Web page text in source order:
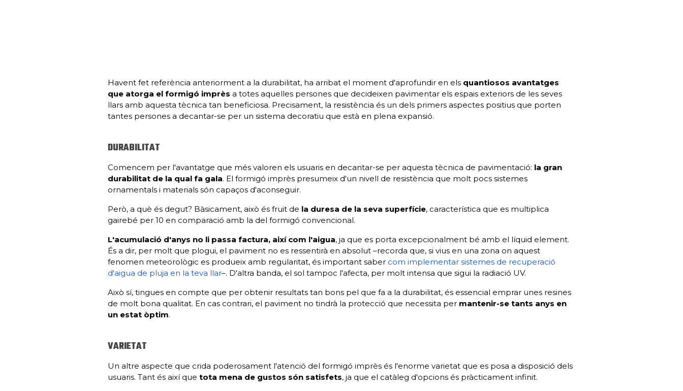
Havent fet referència anteriorment a la durabilitat, ha arribat el moment d'aprofundir en els quantiosos avantatges
que atorga el formigó imprès a totes aquelles persones que decideixen pavimentar els espais exteriors de les seves
llars amb aquesta tècnica tan beneficiosa. Precisament, la resistència és un dels primers aspectes positius que porten
tantes persones a decantar-se per un sistema decoratiu que està en plena expansió.
DURABILITAT
Comencem per l'avantatge que més valoren els usuaris en decantar-se per aquesta tècnica de pavimentació: la gran
durabilitat de la qual fa gala. El formigó imprès presumeix d'un nivell de resistència que molt pocs sistemes
ornamentals i materials són capaços d'aconseguir.
Però, a què és degut? Bàsicament, això és fruit de la duresa de la seva superfície, característica que es multiplica
gairebé per 10 en comparació amb la del formigó convencional.
L'acumulació d'anys no li passa factura, així com l'aigua, ja que es porta excepcionalment bé amb el líquid element.
És a dir, per molt que plogui, el paviment no es ressentirà en absolut –recorda que, si vius en una zona on aquest
fenomen meteorològic es produeix amb regularitat, és important saber com implementar sistemes de recuperació
d'aigua de pluja en la teva llar–. D'altra banda, el sol tampoc l'afecta, per molt intensa que sigui la radiació UV.
Això sí, tingues en compte que per obtenir resultats tan bons pel que fa a la durabilitat, és essencial emprar unes resines
de molt bona qualitat. En cas contrari, el paviment no tindrà la protecció que necessita per mantenir-se tants anys en
un estat òptim.
VARIETAT
Un altre aspecte que crida poderosament l'atenció del formigó imprès és l'enorme varietat que es posa a disposició dels
usuaris. Tant és així que tota mena de gustos són satisfets, ja que el catàleg d'opcions és pràcticament infinit.